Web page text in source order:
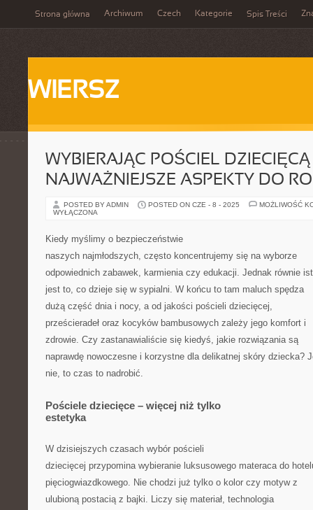
Strona główna Archiwum Czech Kategorie Spis Treści
WIERSZ
WYBIERAJĄC POŚCIEL DZIECIĘCĄ
NAJWAŻNIEJSZE ASPEKTY DO
POSTED BY ADMIN POSTED ON CZE - 8 - 2025
MOŻLIWOŚĆ
WYŁĄCZONA
Kiedy myślimy o bezpieczeństwie
naszych najmłodszych, często koncentrujemy się na wyborze
odpowiednich zabawek, karmienia czy edukacji. Jednak równie
jest to, co dzieje się w sypialni. W końcu to tam maluch spędza
dużą część dnia i nocy, a od jakości pościeli dziecięcej,
prześcieradeł oraz kocyków bambusowych zależy jego komfort i
zdrowie. Czy zastanawialiście się kiedyś, jakie rozwiązania są
naprawdę nowoczesne i korzystne dla delikatnej skóry dziecka?
nie, to czas to nadrobić.
Pościele dziecięce – więcej niż tylko
estetyka
W dzisiejszych czasach wybór pościeli
dziecięcej przypomina wybieranie luksusowego materaca do
pięciogwiazdkowego. Nie chodzi już tylko o kolor czy motyw z
ulubioną postacią z bajki. Liczy się materiał, technologia